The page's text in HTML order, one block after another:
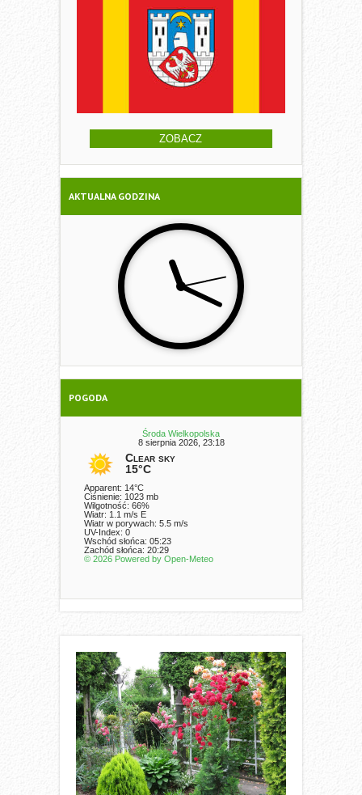
ZOBACZ
AKTUALNA GODZINA
POGODA
Środa Wielkopolska
8 sierpnia 2026, 23:18
Clear sky
15°C
Apparent: 14°C
Ciśnienie: 1023 mb
Wilgotność: 66%
Wiatr: 1.1 m/s E
Wiatr w porywach: 5.5 m/s
UV-Index: 0
Wschód słońca: 05:23
Zachód słońca: 20:29
© 2026 Powered by Open-Meteo